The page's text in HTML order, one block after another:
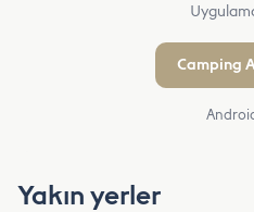
Camping
Yakın yerler